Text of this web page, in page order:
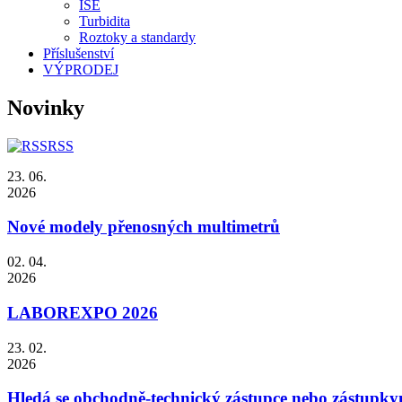
ISE
Turbidita
Roztoky a standardy
Příslušenství
VÝPRODEJ
Novinky
RSS
23. 06.
2026
Nové modely přenosných multimetrů
02. 04.
2026
LABOREXPO 2026
23. 02.
2026
Hledá se obchodně-technický zástupce nebo